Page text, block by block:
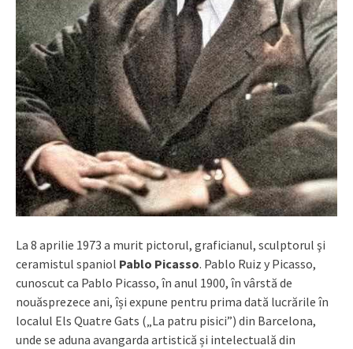
La 8 aprilie 1973 a murit pictorul, graficianul, sculptorul şi
ceramistul spaniol Pablo Picasso. Pablo Ruiz y Picasso,
cunoscut ca Pablo Picasso, în anul 1900, în vârstă de
nouăsprezece ani, își expune pentru prima dată lucrările în
localul Els Quatre Gats („La patru pisici”) din Barcelona,
unde se aduna avangarda artistică și intelectuală din